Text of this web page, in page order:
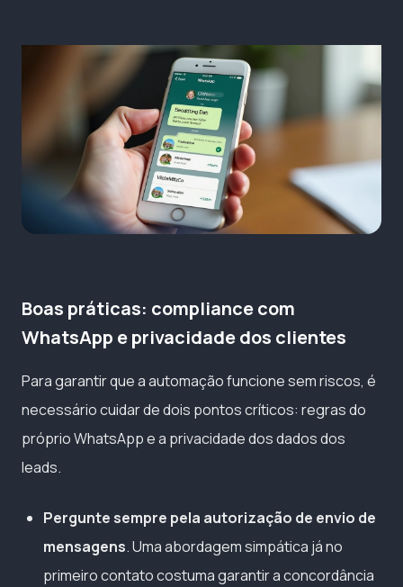
Boas práticas: compliance com
WhatsApp e privacidade dos clientes
Para garantir que a automação funcione sem riscos, é
necessário cuidar de dois pontos críticos: regras do
próprio WhatsApp e a privacidade dos dados dos
leads.
Pergunte sempre pela autorização de envio de
mensagens. Uma abordagem simpática já no
primeiro contato costuma garantir a concordância